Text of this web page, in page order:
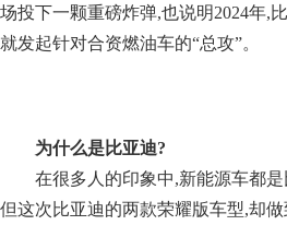
场投下一颗重磅炸弹,也说明2024年,
就发起针对合资燃油车的“总攻”。
为什么是比亚迪?
在很多人的印象中,新能源车都
但这次比亚迪的两款荣耀版车型,却